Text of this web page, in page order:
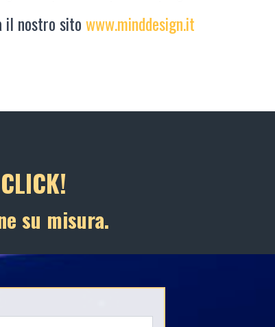
il nostro sitowww.minddesign.it
su misura.